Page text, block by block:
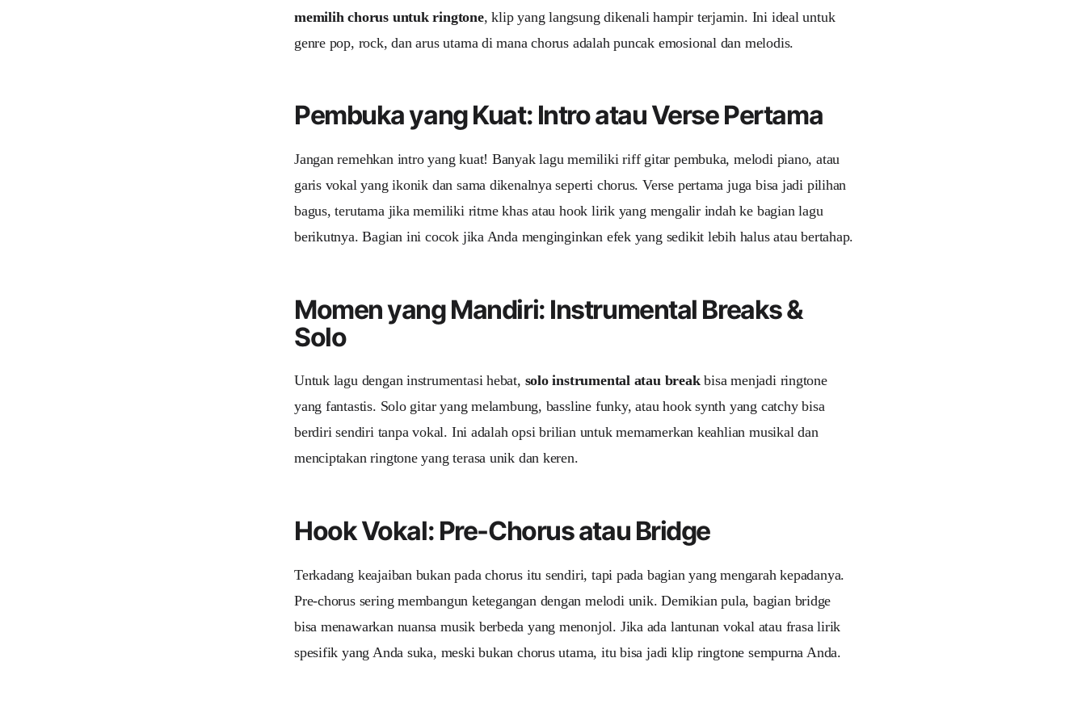
memilih chorus untuk ringtone, klip yang langsung dikenali hampir terjamin. Ini ideal untuk
genre pop, rock, dan arus utama di mana chorus adalah puncak emosional dan melodis.
Pembuka yang Kuat: Intro atau Verse Pertama
Jangan remehkan intro yang kuat! Banyak lagu memiliki riff gitar pembuka, melodi piano, atau
garis vokal yang ikonik dan sama dikenalnya seperti chorus. Verse pertama juga bisa jadi pilihan
bagus, terutama jika memiliki ritme khas atau hook lirik yang mengalir indah ke bagian lagu
berikutnya. Bagian ini cocok jika Anda menginginkan efek yang sedikit lebih halus atau bertahap.
Momen yang Mandiri: Instrumental Breaks &
Solo
Untuk lagu dengan instrumentasi hebat, solo instrumental atau breakbisa menjadi ringtone
yang fantastis. Solo gitar yang melambung, bassline funky, atau hook synth yang catchy bisa
berdiri sendiri tanpa vokal. Ini adalah opsi brilian untuk memamerkan keahlian musikal dan
menciptakan ringtone yang terasa unik dan keren.
Hook Vokal: Pre-Chorus atau Bridge
Terkadang keajaiban bukan pada chorus itu sendiri, tapi pada bagian yang mengarah kepadanya.
Pre-chorus sering membangun ketegangan dengan melodi unik. Demikian pula, bagian bridge
bisa menawarkan nuansa musik berbeda yang menonjol. Jika ada lantunan vokal atau frasa lirik
spesifik yang Anda suka, meski bukan chorus utama, itu bisa jadi klip ringtone sempurna Anda.